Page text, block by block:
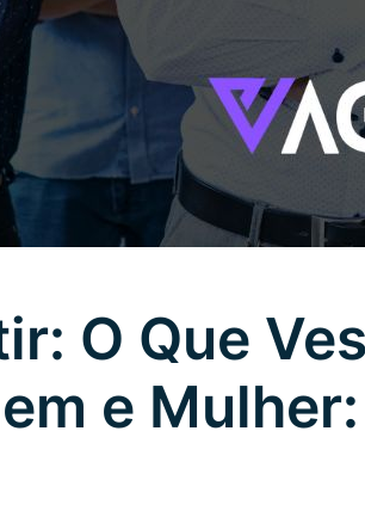
O Que
e